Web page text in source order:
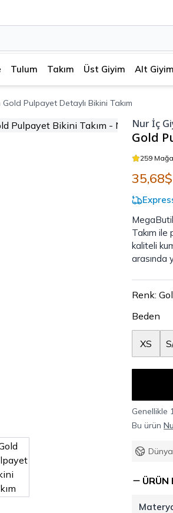
Tulum Takım Üst Giyim Alt Giyim
Pulpayet Detaylı Bikini Takım
Nur İç
Gold
259
35,68$
Takım ile
kaliteli
arasında
Renk:
Beden
XS
Genellikle
Bu ürün
ÜRÜN